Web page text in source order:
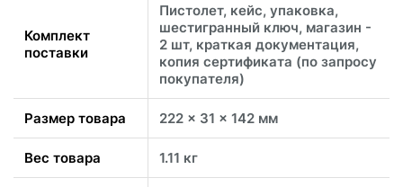
Комплект
поставки
Пистолет, кейс, упаковка,
шестигранный ключ, магазин -
2 шт, краткая документация,
копия сертификата (по запросу
покупателя)
Размер товара 222 x 31 x 142 мм
Вес товара 1.11 кг